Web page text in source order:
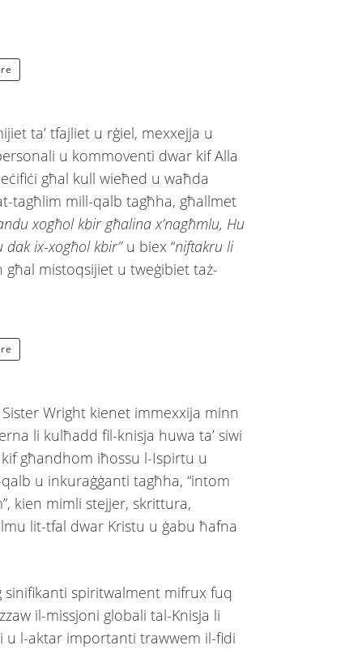
ta’ tfajliet u rġiel, mexxejja u
u kommoventi dwar kif Alla
għal kull wieħed u waħda
tagħlim mill-qalb tagħha, għallmet
xogħol kbir għalina x’nagħmlu, Hu
ix-xogħol kbir”u biex “niftakru li
mistoqsijiet u tweġibiet taż-
Sister Wright kienet immexxija minn
li kulħadd fil-knisja huwa ta’ siwi
għandhom iħossu l-Ispirtu u
u inkuraġġanti tagħha, “intom
kien mimli stejjer, skrittura,
lit-tfal dwar Kristu u ġabu ħafna
sinifikanti spiritwalment mifrux fuq
il-missjoni globali tal-Knisja li
u l-aktar importanti trawwem il-fidi